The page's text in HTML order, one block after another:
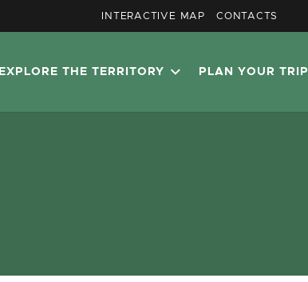
INTERACTIVE MAP CONTACTS
EXPLORE THE TERRITORY PLAN YOUR TRIP